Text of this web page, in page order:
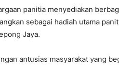
panitia menyediakan
sebagai hadiah utama
Jaya.
antusias masyarakat yang